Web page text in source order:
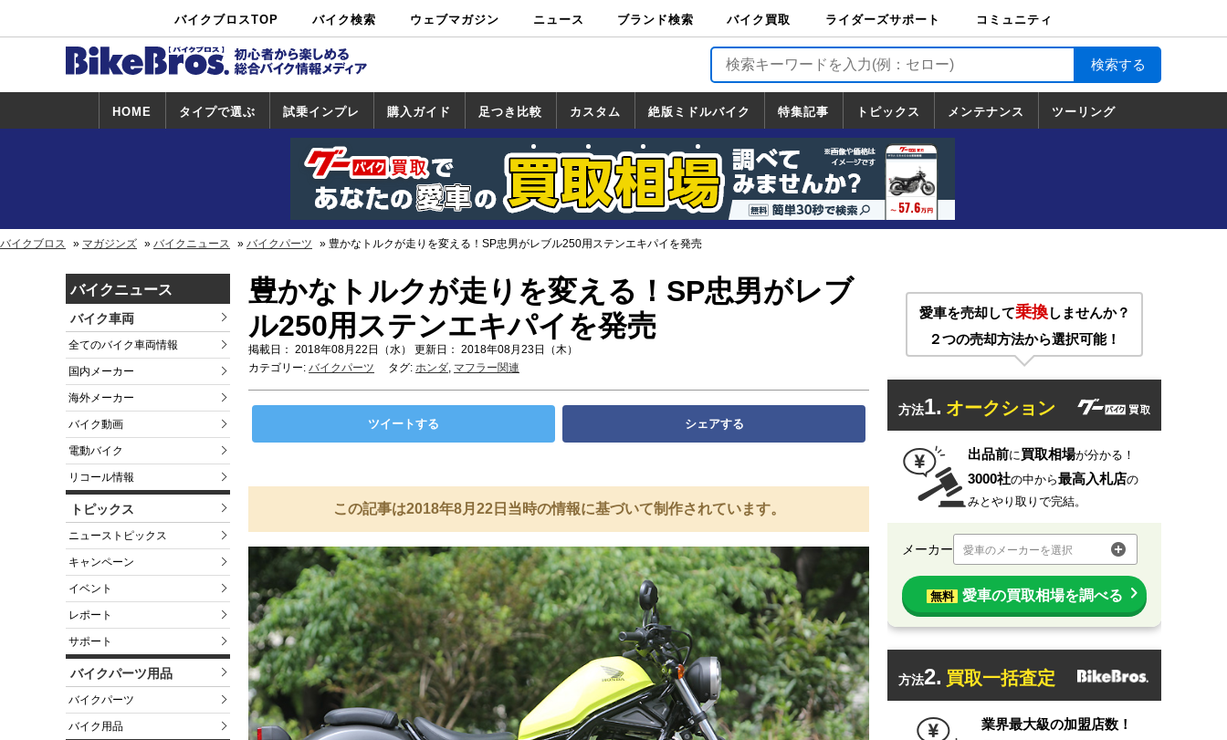
バイクブロスTOP バイク検索
中古バイ
ク・新車検
カタログ検
索
ショップ検
索
ウェブマガジン ニュース ブランド検索 バイク買取
バイク買取
ライダーズサポート
ライダーズサポート
TOP
バイク輸送
バイクガレージライ
フ
バイク車両保険
ロードサービス
バイク試乗
コミュニティ
HOME タイプで選ぶ 試乗インプレ
試乗インプレ
一覧
ホンダ
ヤマハ
スズキ
カワサキ
ハーレー
BMW
トライアンフ
ドゥカティ
購入ガイド
一覧
足つき比較 カスタム
カスタム
一覧
ホンダ
ヤマハ
スズキ
カワサキ
絶版ミドルバイク
絶版ミドルバイク
一覧
ホンダ
ヤマハ
スズキ
カワサキ
特集記事 トピックス
トピックス
一覧
ホンダ
ヤマハ
スズキ
カワサキ
ハーレーダ
ビッドソン
BMW
ドゥカティ
トライアン
フ
メンテナンス ツーリング
道の駅調査隊
ツーリング情報局
日本の道50選
国道めぐり
林道ツーリング
バイクブロス マガジンズ バイクニュース バイクパーツ 豊かなトルクが走りを変える！SP忠男がレブル250用ステンエキパイを発売
バイクニュース
バイク車両
全てのバイク車両情報
国内メーカー
海外メーカー
バイク動画
電動バイク
リコール情報
トピックス
ニューストピックス
キャンペーン
イベント
レポート
サポート
バイクパーツ用品
バイクパーツ
バイク用品
豊かなトルクが走りを変える！SP忠男がレブ
ル250用ステンエキパイを発売
掲載日： 2018年08月22日（水） 更新日： 2018年08月23日（木）
カテゴリー: バイクパーツ タグ: ホンダ, マフラー関連
ツイートする シェアする
この記事は2018年8月22日当時の情報に基づいて制作されています。
愛車を売却して乗換しませんか？
２つの売却方法から選択可能！
方法1. オークション
出品前に買取相場が分かる！
3000社の中から最高入札店の
みとやり取りで完結。
メーカー 愛車のメーカーを選択
無料 愛車の買取相場を調べる
方法2. 買取一括査定
業界最大級の加盟店数！